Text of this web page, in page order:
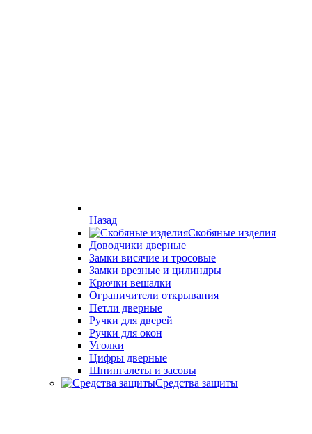
Назад
Скобяные изделия
Доводчики дверные
Замки висячие и тросовые
Замки врезные и цилиндры
Крючки вешалки
Ограничители открывания
Петли дверные
Ручки для дверей
Ручки для окон
Уголки
Цифры дверные
Шпингалеты и засовы
Средства защиты